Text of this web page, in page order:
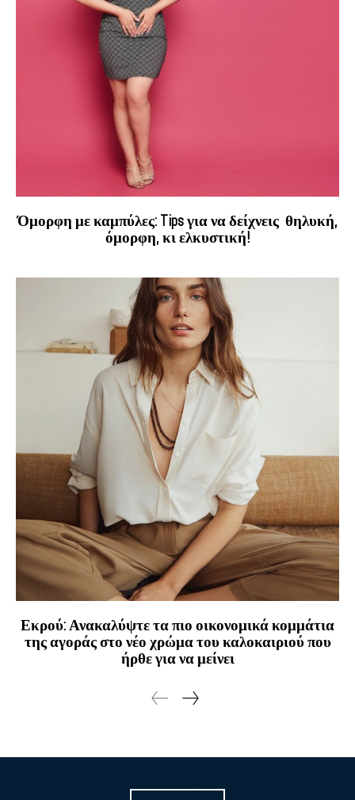
Όμορφη με καμπύλες: Tips για να δείχνεις θηλυκή,
όμορφη, κι ελκυστική!
Εκρού: Ανακαλύψτε τα πιο οικονομικά κομμάτια
της αγοράς στο νέο χρώμα του καλοκαιριού που
ήρθε για να μείνει